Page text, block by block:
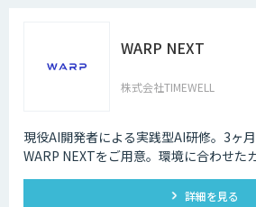
WARP NEXT
株式会社TIMEWELL
現役AI開発者による実践型AI研修。3ヶ
WARP NEXTをご用意。環境に合わせた
詳細を見る